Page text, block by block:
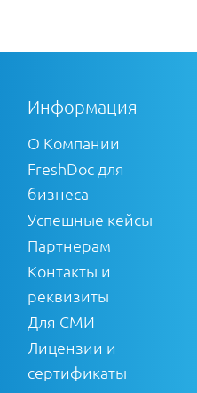
Информация
О Компании
FreshDoc для
бизнеса
Успешные кейсы
Партнерам
Контакты и
реквизиты
Для СМИ
Лицензии и
сертификаты